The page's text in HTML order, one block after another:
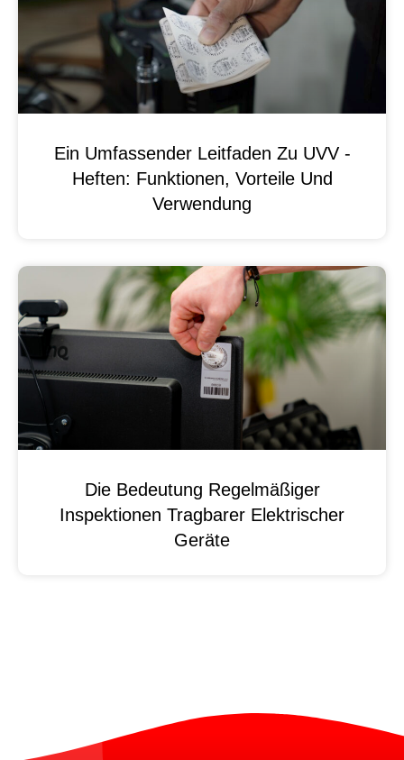
Ein Umfassender Leitfaden Zu UVV -
Heften: Funktionen, Vorteile Und
Verwendung
Die Bedeutung Regelmäßiger
Inspektionen Tragbarer Elektrischer
Geräte